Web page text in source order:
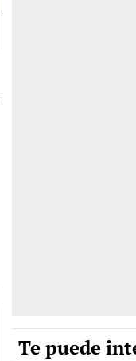
Te puede